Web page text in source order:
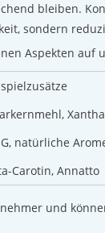
bleiben.
sondern
Aspekten
natürliche
Carotin, Annatto
und